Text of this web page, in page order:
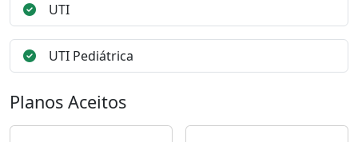
UTI
UTI Pediátrica
Planos Aceitos